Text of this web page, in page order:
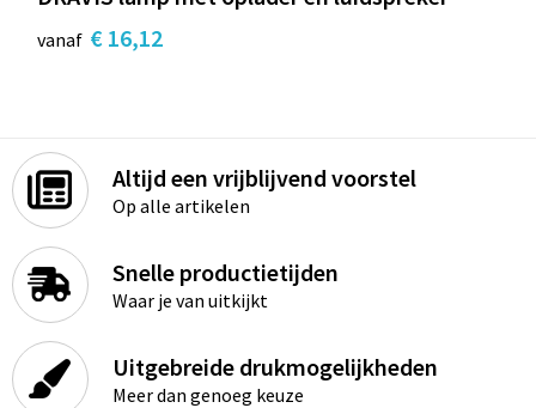
vanaf € 16,12
Altijd een vrijblijvend voorstel
Op alle artikelen
Snelle productietijden
Waar je van uitkijkt
Uitgebreide drukmogelijkheden
Meer dan genoeg keuze